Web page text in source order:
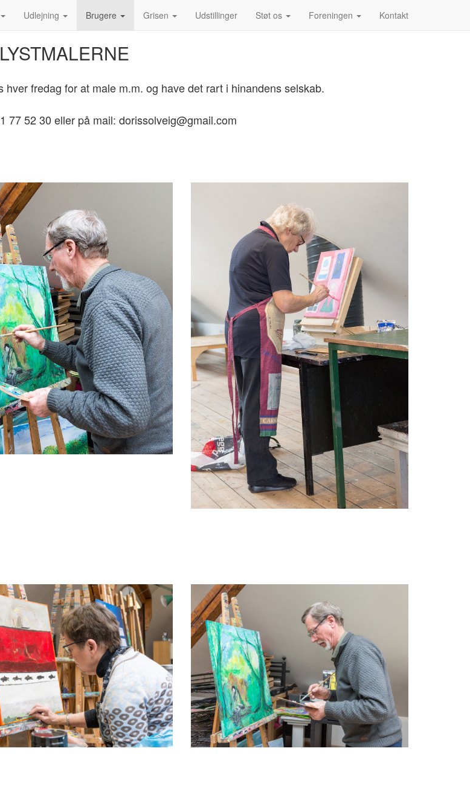
Udlejning Brugere Grisen Udstillinger Støt os Foreningen Kontakt
LYSTMALERNE
fredag for at male m.m. og have det rart i hinandens selskab.
77 52 30 eller på mail: dorissolveig@gmail.com